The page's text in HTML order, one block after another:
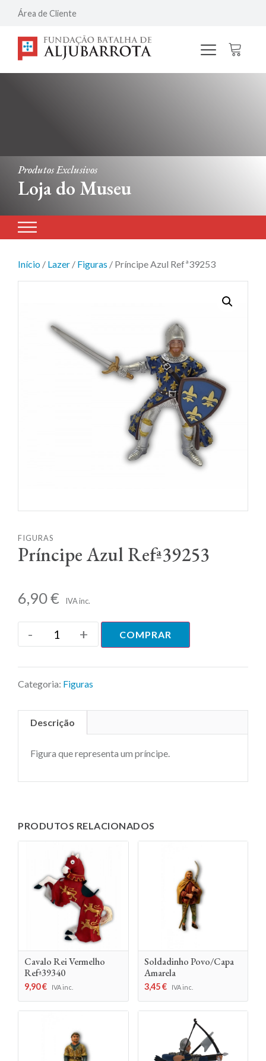
Área de Cliente
Produtos Exclusivos
Loja do Museu
Início / Lazer / Figuras / Príncipe Azul Refª39253
FIGURAS
Príncipe Azul Refª39253
6,90€ IVA inc.
- + COMPRAR
Categoria: Figuras
Descrição
Figura que representa um príncipe.
PRODUTOS RELACIONADOS
Cavalo Rei Vermelho
Refª39340
9,90€ IVA inc.
Soldadinho Povo/Capa
Amarela
3,45€ IVA inc.